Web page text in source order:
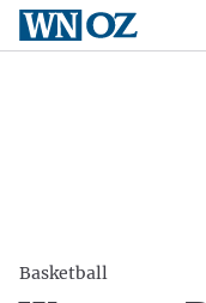
Basketball